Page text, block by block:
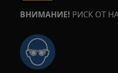
ВНИМАНИЕ! РИСК ОТ